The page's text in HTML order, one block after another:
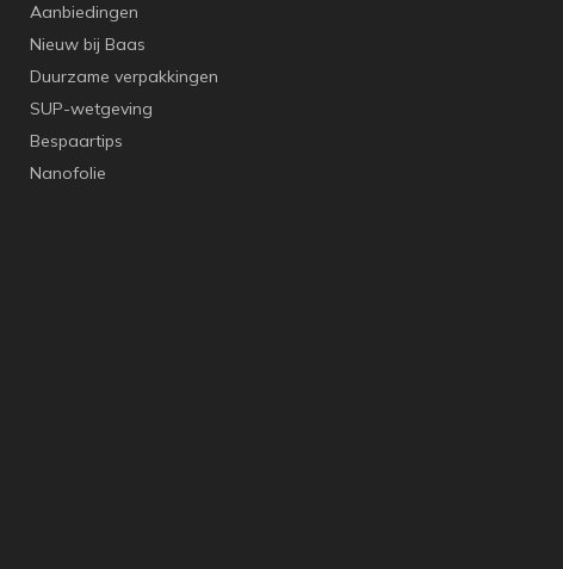
Aanbiedingen
Nieuw bij Baas
Duurzame verpakkingen
SUP-wetgeving
Bespaartips
Nanofolie